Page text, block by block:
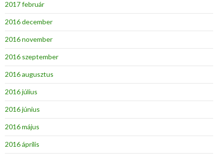
2017 február
2016 december
2016 november
2016 szeptember
2016 augusztus
2016 július
2016 június
2016 május
2016 április